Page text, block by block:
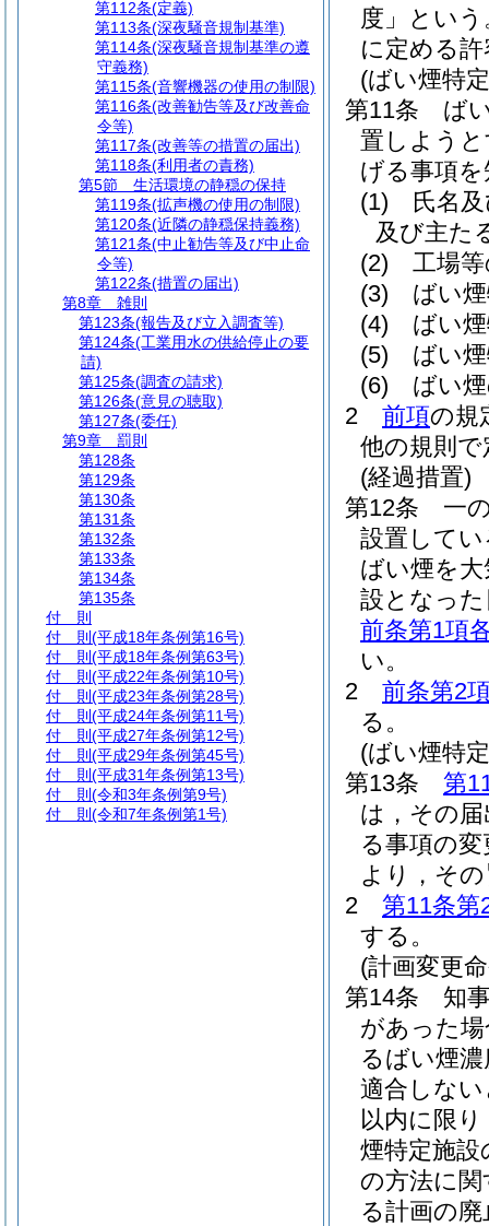
度」という
に定める
(ばい煙特
第11条
ば
置しよう
げる事項
(1)
氏名
及び主た
(2)
工場
(3)
ばい
(4)
ばい
(5)
ばい
(6)
ばい
2
前項の規
他の規則
(経過措置)
第12条
一
設置してい
ばい煙を
設となっ
前条第1項
い。
2
前条第2
る。
(ばい煙特
第13条
第
は，その
る事項の
より，そ
2
第11条第
する。
(計画変更
第14条
知
があった
るばい煙
適合しな
以内に限
煙特定施
の方法に
る計画の
第112条(定義)
第113条(深夜騒音規制基準)
第114条(深夜騒音規制基準の遵
守義務)
第115条(音響機器の使用の制限)
第116条(改善勧告等及び改善命
令等)
第117条(改善等の措置の届出)
第118条(利用者の責務)
第5節
生活環境の静穏の保持
第119条(拡声機の使用の制限)
第120条(近隣の静穏保持義務)
第121条(中止勧告等及び中止命
令等)
第122条(措置の届出)
第8章
雑則
第123条(報告及び立入調査等)
第124条(工業用水の供給停止の要
請)
第125条(調査の請求)
第126条(意見の聴取)
第127条(委任)
第9章
罰則
第128条
第129条
第130条
第131条
第132条
第133条
第134条
第135条
付 則
付 則 (平成18年条例第16号)
付 則 (平成18年条例第63号)
付 則 (平成22年条例第10号)
付 則 (平成23年条例第28号)
付 則 (平成24年条例第11号)
付 則 (平成27年条例第12号)
付 則 (平成29年条例第45号)
付 則 (平成31年条例第13号)
付 則 (令和3年条例第9号)
付 則 (令和7年条例第1号)